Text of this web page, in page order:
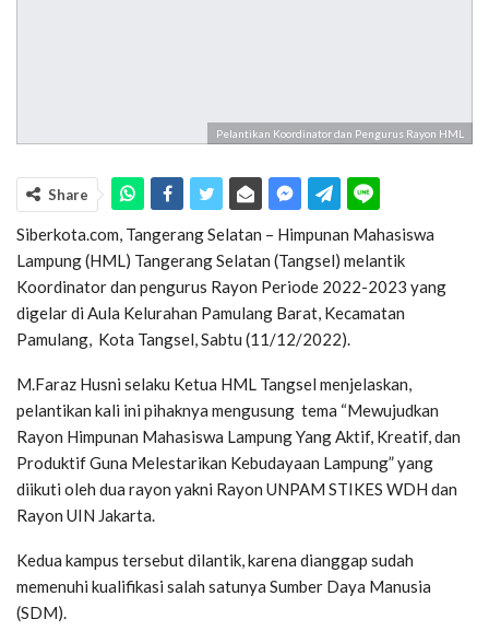
Pelantikan Koordinator dan Pengurus Rayon HML
Share
Siberkota.com, Tangerang Selatan – Himpunan Mahasiswa
Lampung (HML) Tangerang Selatan (Tangsel) melantik
Koordinator dan pengurus Rayon Periode 2022-2023 yang
digelar di Aula Kelurahan Pamulang Barat, Kecamatan
Pamulang, Kota Tangsel, Sabtu (11/12/2022).
M.Faraz Husni selaku Ketua HML Tangsel menjelaskan,
pelantikan kali ini pihaknya mengusung tema “Mewujudkan
Rayon Himpunan Mahasiswa Lampung Yang Aktif, Kreatif, dan
Produktif Guna Melestarikan Kebudayaan Lampung” yang
diikuti oleh dua rayon yakni Rayon UNPAM STIKES WDH dan
Rayon UIN Jakarta.
Kedua kampus tersebut dilantik, karena dianggap sudah
memenuhi kualifikasi salah satunya Sumber Daya Manusia
(SDM).